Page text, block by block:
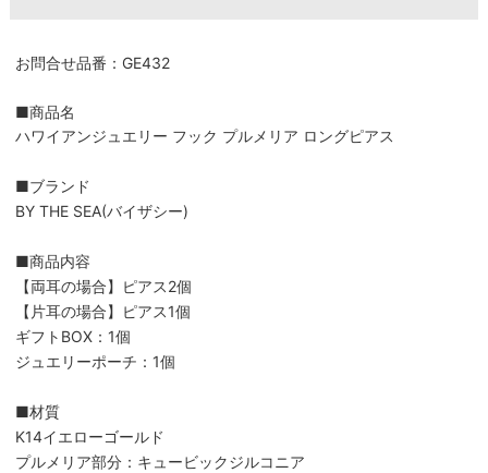
お問合せ品番：GE432
■商品名
ハワイアンジュエリー フック プルメリア ロングピアス
■ブランド
BY THE SEA(バイザシー)
■商品内容
【両耳の場合】ピアス2個
【片耳の場合】ピアス1個
ギフトBOX：1個
ジュエリーポーチ：1個
■材質
K14イエローゴールド
プルメリア部分：キュービックジルコニア